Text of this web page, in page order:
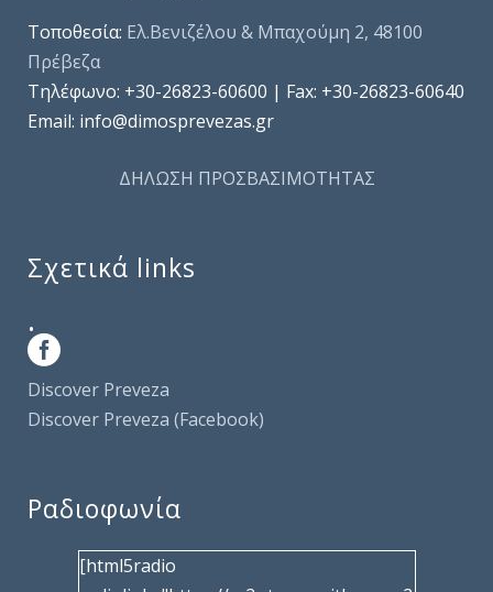
Τοποθεσία: Ελ.Βενιζέλου & Μπαχούμη 2, 48100
Πρέβεζα
Τηλέφωνo: +30-26823-60600 | Fax: +30-26823-60640
Email: info@dimosprevezas.gr
ΔΗΛΩΣΗ ΠΡΟΣΒΑΣΙΜΟΤΗΤΑΣ
Σχετικά links
.
Discover Preveza
Discover Preveza (Facebook)
Ραδιοφωνία
[html5radio